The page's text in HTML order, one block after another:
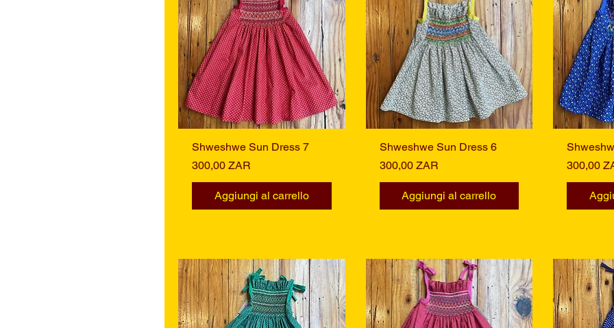
Vista rapida
Shweshwe Sun Dress 7
Prezzo
300,00 ZAR
Aggiungi al carrello
Vista rapida
Shweshwe Sun Dress 6
Prezzo
300,00 ZAR
Aggiungi al carrello
Prezzo
300,00